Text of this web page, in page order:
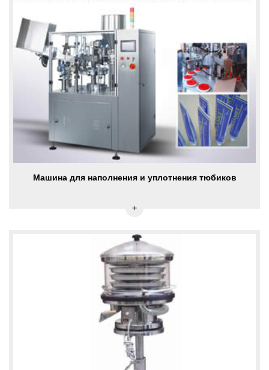
Машина для наполнения и уплотнения тюбиков